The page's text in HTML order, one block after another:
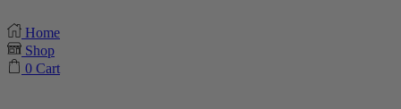
Home
Shop
0 Cart